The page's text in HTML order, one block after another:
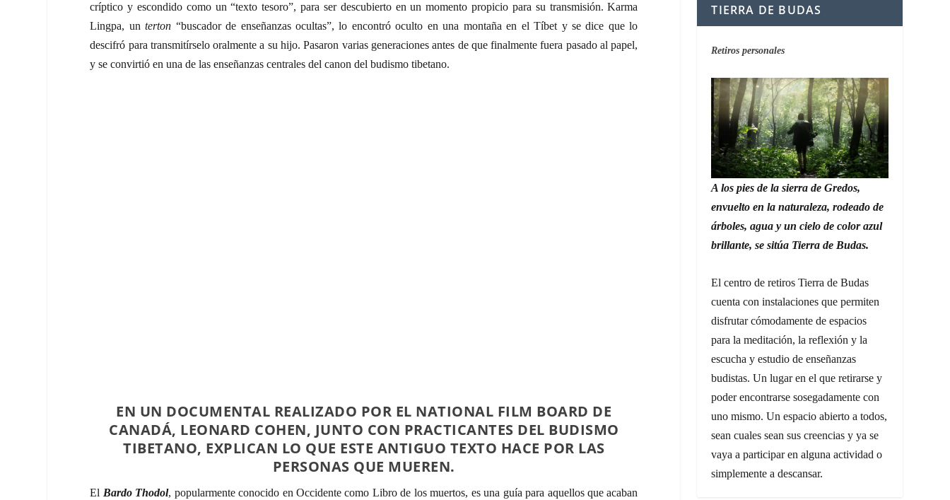
críptico y escondido como un “texto tesoro”, para ser descubierto en un momento propicio para su transmisión. Karma
Lingpa, unterton “buscador de enseñanzas ocultas”, lo encontró oculto en una montaña en el Tíbet y se dice que lo
descifró para transmitírselo oralmente a su hijo. Pasaron varias generaciones antes de que finalmente fuera pasado al papel,
y se convirtió en una de las enseñanzas centrales del canon del budismo tibetano.
EN UN DOCUMENTAL REALIZADO POR EL NATIONAL FILM BOARD DE
CANADÁ, LEONARD COHEN, JUNTO CON PRACTICANTES DEL BUDISMO
TIBETANO, EXPLICAN LO QUE ESTE ANTIGUO TEXTO HACE POR LAS
PERSONAS QUE MUEREN.
El Bardo Thodol, popularmente conocido en Occidente como Libro de los muertos, es una guía para aquellos que acaban
TIERRA DE BUDAS
Retiros personales
A los pies de la sierra de Gredos,
envuelto en la naturaleza, rodeado de
árboles, agua y un cielo de color azul
brillante, se sitúa Tierra de Budas.
El centro de retiros Tierra de Budas
cuenta con instalaciones que permiten
disfrutar cómodamente de espacios
para la meditación, la reflexión y la
escucha y estudio de enseñanzas
budistas. Un lugar en el que retirarse y
poder encontrarse sosegadamente con
uno mismo. Un espacio abierto a todos,
sean cuales sean sus creencias y ya se
vaya a participar en alguna actividad o
simplemente a descansar.